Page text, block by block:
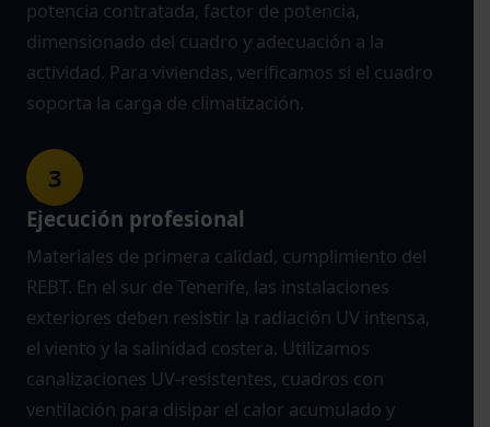
potencia contratada, factor de potencia,
dimensionado del cuadro y adecuación a la
actividad. Para viviendas, verificamos si el cuadro
soporta la carga de climatización.
3
Ejecución profesional
Materiales de primera calidad, cumplimiento del
REBT. En el sur de Tenerife, las instalaciones
exteriores deben resistir la radiación UV intensa,
el viento y la salinidad costera. Utilizamos
canalizaciones UV-resistentes, cuadros con
ventilación para disipar el calor acumulado y